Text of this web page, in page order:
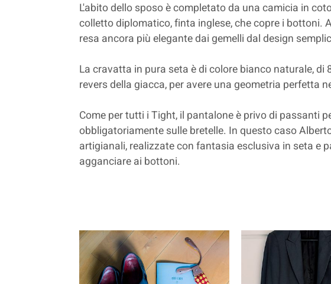
L'abito dello sposo è completato da una camicia in
colletto diplomatico, finta inglese, che copre i bottoni.
resa ancora più elegante dai gemelli dal design
La cravatta in pura seta è di colore bianco naturale, di
revers della giacca, per avere una geometria perfetta
Come per tutti i Tight, il pantalone è privo di passanti
obbligatoriamente sulle bretelle. In questo caso
artigianali, realizzate con fantasia esclusiva in seta e
agganciare ai bottoni.